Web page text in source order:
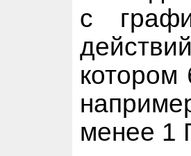
с
котором
менее 1